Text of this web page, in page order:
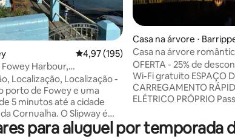
de 5, 428 avaliações4,97 de uma avaliação média de 5,
4,97 (195)
Fowey Harbour,
a 1 min e jardim
Localização, Localização -
porto de Fowey e uma
5 minutos até a cidade
Cornualha. O Slipway é
de 3 camas que
Casa, jardim e pátio
Casa na árvore ⋅
Casa na árvore
de hidromassagem e
OFERTA - 25% de
Wi-Fi gratuito ESPAÇO DE
CARREGAMENTO
ELÉTRICO PRÓPRIO Passe uma noite
'Treetops'. Aninhado
contemple as estrelas
para aluguel por temporada